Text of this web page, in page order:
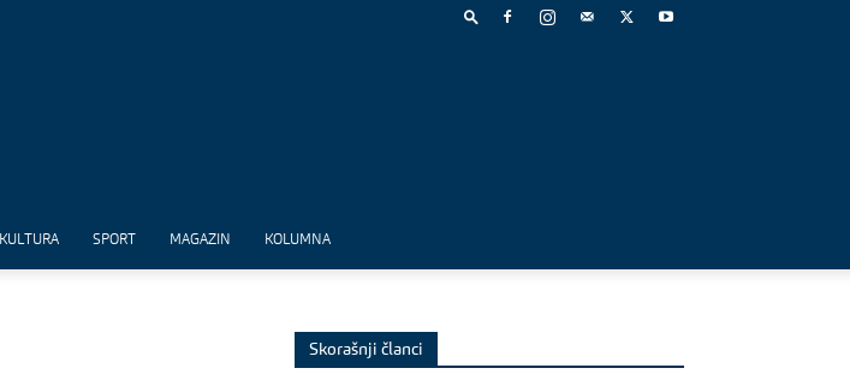
KULTURA SPORT MAGAZIN KOLUMNA
Skorašnji članci